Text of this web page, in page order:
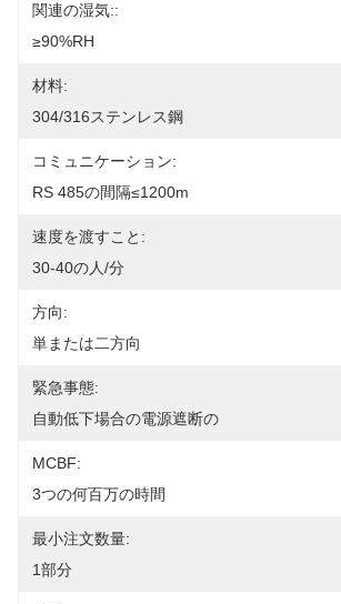
関連の湿気::
≥90%RH
材料:
304/316ステンレス鋼
コミュニケーション:
RS 485の間隔≤1200m
速度を渡すこと:
30-40の人/分
方向:
単または二方向
緊急事態:
自動低下場合の電源遮断の
MCBF:
3つの何百万の時間
最小注文数量:
1部分